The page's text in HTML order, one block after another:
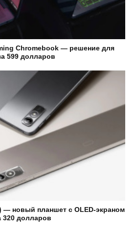
Chromebook — решение для
599 долларов
— новый планшет с OLED-экраном
320 долларов